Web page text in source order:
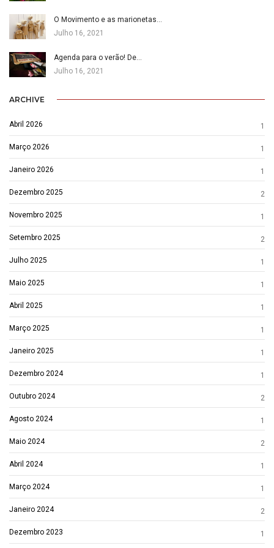
O Movimento e as marionetas…
Julho 16, 2021
Agenda para o verão! De…
Julho 16, 2021
ARCHIVE
Abril 2026 1
Março 2026 1
Janeiro 2026 1
Dezembro 2025 2
Novembro 2025 1
Setembro 2025 2
Julho 2025 1
Maio 2025 1
Abril 2025 1
Março 2025 1
Janeiro 2025 1
Dezembro 2024 1
Outubro 2024 2
Agosto 2024 1
Maio 2024 2
Abril 2024 1
Março 2024 1
Janeiro 2024 2
Dezembro 2023 1